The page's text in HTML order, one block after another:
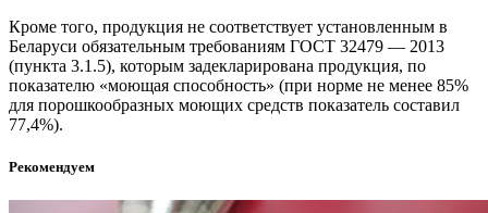
Кроме того, продукция не соответствует установленным в
Беларуси обязательным требованиям ГОСТ 32479 — 2013
(пункта 3.1.5), которым задекларирована продукция, по
показателю «моющая способность» (при норме не менее 85%
для порошкообразных моющих средств показатель составил
77,4%).
Рекомендуем